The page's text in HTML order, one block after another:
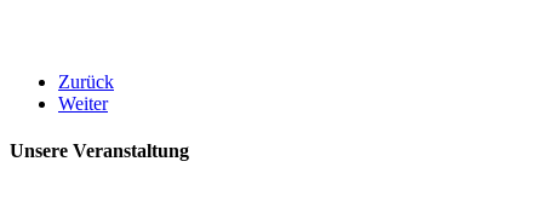
Zurück
Weiter
Unsere Veranstaltung